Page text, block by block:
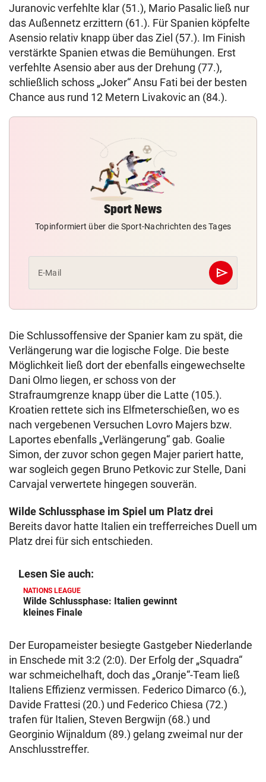
Juranovic verfehlte klar (51.), Mario Pasalic ließ nur
das Außennetz erzittern (61.). Für Spanien köpfelte
Asensio relativ knapp über das Ziel (57.). Im Finish
verstärkte Spanien etwas die Bemühungen. Erst
verfehlte Asensio aber aus der Drehung (77.),
schließlich schoss „Joker“ Ansu Fati bei der besten
Chance aus rund 12 Metern Livakovic an (84.).
Sport News
Topinformiert über die Sport-Nachrichten des Tages
E-Mail send
Abschicken
Die Schlussoffensive der Spanier kam zu spät, die
Verlängerung war die logische Folge. Die beste
Möglichkeit ließ dort der ebenfalls eingewechselte
Dani Olmo liegen, er schoss von der
Strafraumgrenze knapp über die Latte (105.).
Kroatien rettete sich ins Elfmeterschießen, wo es
nach vergebenen Versuchen Lovro Majers bzw.
Laportes ebenfalls „Verlängerung“ gab. Goalie
Simon, der zuvor schon gegen Majer pariert hatte,
war sogleich gegen Bruno Petkovic zur Stelle, Dani
Carvajal verwertete hingegen souverän.
Wilde Schlussphase im Spiel um Platz drei
Bereits davor hatte Italien ein trefferreiches Duell um
Platz drei für sich entschieden.
Lesen Sie auch:
NATIONS LEAGUE
Wilde Schlussphase: Italien gewinnt
kleines Finale
Der Europameister besiegte Gastgeber Niederlande
in Enschede mit 3:2 (2:0). Der Erfolg der „Squadra“
war schmeichelhaft, doch das „Oranje“-Team ließ
Italiens Effizienz vermissen. Federico Dimarco (6.),
Davide Frattesi (20.) und Federico Chiesa (72.)
trafen für Italien, Steven Bergwijn (68.) und
Georginio Wijnaldum (89.) gelang zweimal nur der
Anschlusstreffer.